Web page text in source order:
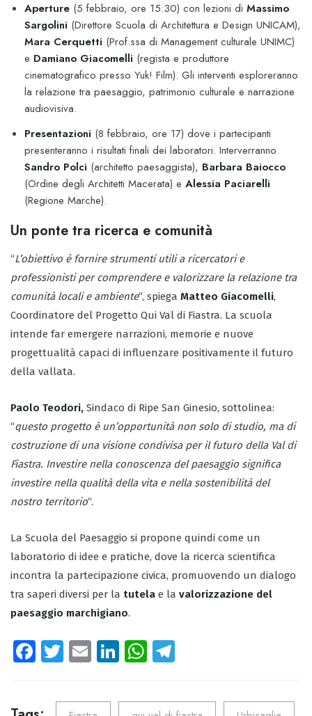
Aperture (5 febbraio, ore 15:30) con lezioni di Massimo
Sargolini (Direttore Scuola di Architettura e Design UNICAM),
Mara Cerquetti (Prof.ssa di Management culturale UNIMC)
e Damiano Giacomelli (regista e produttore
cinematografico presso Yuk! Film). Gli interventi esploreranno
la relazione tra paesaggio, patrimonio culturale e narrazione
audiovisiva.
Presentazioni (8 febbraio, ore 17) dove i partecipanti
presenteranno i risultati finali dei laboratori. Interverranno
Sandro Polci (architetto paesaggista), Barbara Baiocco
(Ordine degli Architetti Macerata) e Alessia Paciarelli
(Regione Marche).
Un ponte tra ricerca e comunità
“L’obiettivo è fornire strumenti utili a ricercatori e
professionisti per comprendere e valorizzare la relazione tra
comunità locali e ambiente“, spiega Matteo Giacomelli,
Coordinatore del Progetto Qui Val di Fiastra. La scuola
intende far emergere narrazioni, memorie e nuove
progettualità capaci di influenzare positivamente il futuro
della vallata.
Paolo Teodori, Sindaco di Ripe San Ginesio, sottolinea:
“questo progetto è un’opportunità non solo di studio, ma di
costruzione di una visione condivisa per il futuro della Val di
Fiastra. Investire nella conoscenza del paesaggio significa
investire nella qualità della vita e nella sostenibilità del
nostro territorio“.
La Scuola del Paesaggio si propone quindi come un
laboratorio di idee e pratiche, dove la ricerca scientifica
incontra la partecipazione civica, promuovendo un dialogo
tra saperi diversi per la tutela e la valorizzazione del
paesaggio marchigiano.
Fa T
tt
E
ail
Li
e
W
ts gr